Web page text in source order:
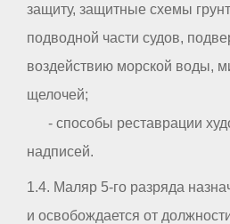
защиту, защитные схемы
подводной части судов,
воздействию морской воды,
щелочей;
- способы реставрации
надписей.
1.4. Маляр 5-го разряда
и освобождается от